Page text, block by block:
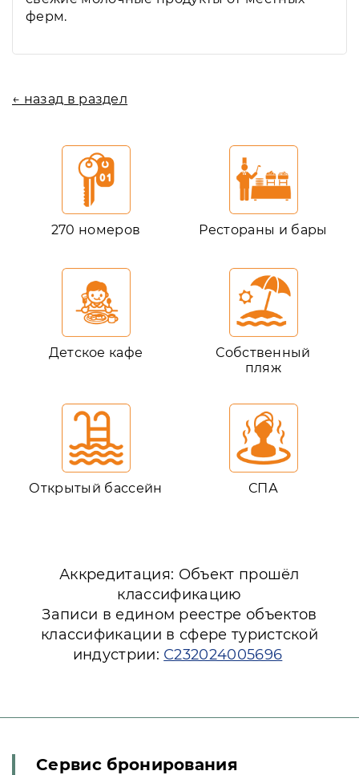
ферм.
← назад в раздел
270 номеров Рестораны и бары
Детское кафе
Собственный
пляж
Открытый бассейн СПА
Аккредитация: Объект прошёл
классификацию
Записи в едином реестре объектов
классификации в сфере туристской
индустрии: С232024005696
Сервис бронирования